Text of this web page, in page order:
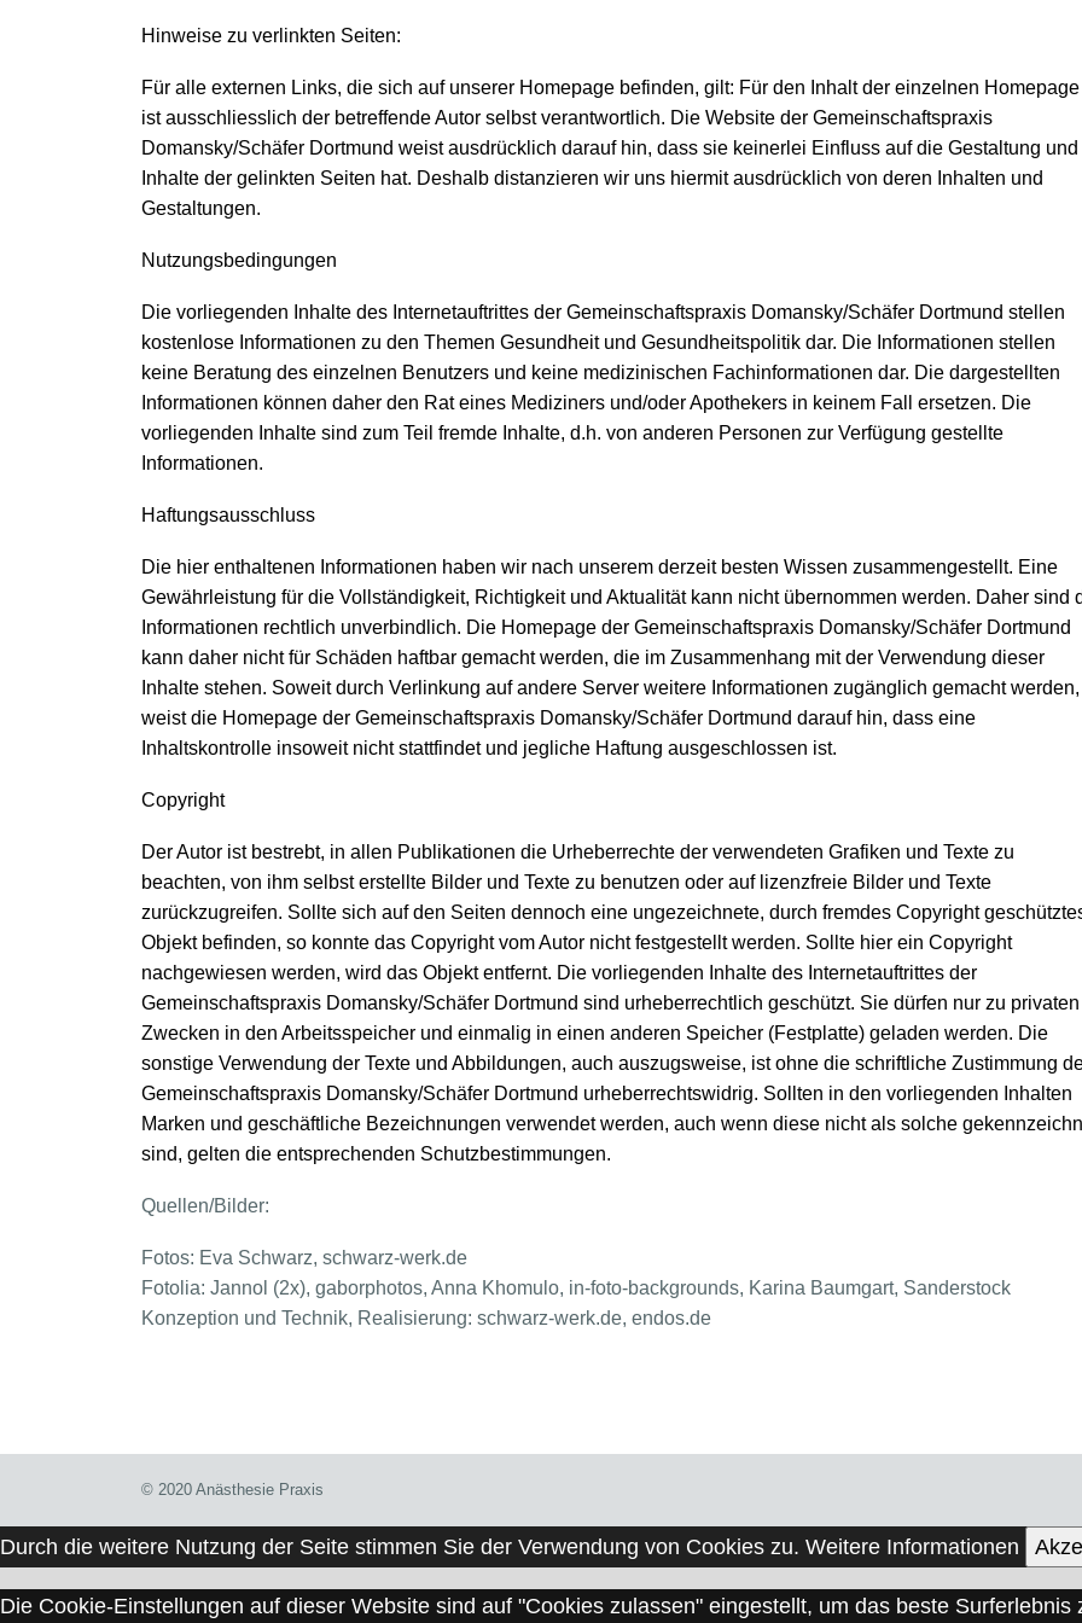
Hinweise zu verlinkten Seiten:
Für alle externen Links, die sich auf unserer Homepage befinden, gilt: Für den Inhalt der einzelnen Homepage
ist ausschliesslich der betreffende Autor selbst verantwortlich. Die Website der Gemeinschaftspraxis
Domansky/Schäfer Dortmund weist ausdrücklich darauf hin, dass sie keinerlei Einfluss auf die Gestaltung und
Inhalte der gelinkten Seiten hat. Deshalb distanzieren wir uns hiermit ausdrücklich von deren Inhalten und
Gestaltungen.
Nutzungsbedingungen
Die vorliegenden Inhalte des Internetauftrittes der Gemeinschaftspraxis Domansky/Schäfer Dortmund stellen
kostenlose Informationen zu den Themen Gesundheit und Gesundheitspolitik dar. Die Informationen stellen
keine Beratung des einzelnen Benutzers und keine medizinischen Fachinformationen dar. Die dargestellten
Informationen können daher den Rat eines Mediziners und/oder Apothekers in keinem Fall ersetzen. Die
vorliegenden Inhalte sind zum Teil fremde Inhalte, d.h. von anderen Personen zur Verfügung gestellte
Informationen.
Haftungsausschluss
Die hier enthaltenen Informationen haben wir nach unserem derzeit besten Wissen zusammengestellt. Eine
Gewährleistung für die Vollständigkeit, Richtigkeit und Aktualität kann nicht übernommen werden. Daher sind
Informationen rechtlich unverbindlich. Die Homepage der Gemeinschaftspraxis Domansky/Schäfer Dortmund
kann daher nicht für Schäden haftbar gemacht werden, die im Zusammenhang mit der Verwendung dieser
Inhalte stehen. Soweit durch Verlinkung auf andere Server weitere Informationen zugänglich gemacht werden,
weist die Homepage der Gemeinschaftspraxis Domansky/Schäfer Dortmund darauf hin, dass eine
Inhaltskontrolle insoweit nicht stattfindet und jegliche Haftung ausgeschlossen ist.
Copyright
Der Autor ist bestrebt, in allen Publikationen die Urheberrechte der verwendeten Grafiken und Texte zu
beachten, von ihm selbst erstellte Bilder und Texte zu benutzen oder auf lizenzfreie Bilder und Texte
zurückzugreifen. Sollte sich auf den Seiten dennoch eine ungezeichnete, durch fremdes Copyright
Objekt befinden, so konnte das Copyright vom Autor nicht festgestellt werden. Sollte hier ein Copyright
nachgewiesen werden, wird das Objekt entfernt. Die vorliegenden Inhalte des Internetauftrittes der
Gemeinschaftspraxis Domansky/Schäfer Dortmund sind urheberrechtlich geschützt. Sie dürfen nur zu privaten
Zwecken in den Arbeitsspeicher und einmalig in einen anderen Speicher (Festplatte) geladen werden. Die
sonstige Verwendung der Texte und Abbildungen, auch auszugsweise, ist ohne die schriftliche Zustimmung
Gemeinschaftspraxis Domansky/Schäfer Dortmund urheberrechtswidrig. Sollten in den vorliegenden Inhalten
Marken und geschäftliche Bezeichnungen verwendet werden, auch wenn diese nicht als solche
sind, gelten die entsprechenden Schutzbestimmungen.
Quellen/Bilder:
Fotos: Eva Schwarz, schwarz-werk.de
Fotolia: Jannol (2x), gaborphotos, Anna Khomulo, in-foto-backgrounds, Karina Baumgart, Sanderstock
Konzeption und Technik, Realisierung: schwarz-werk.de, endos.de
© 2020 Anästhesie Praxis
Durch die weitere Nutzung der Seite stimmen Sie der Verwendung von Cookies zu. Weitere Informationen
Die Cookie-Einstellungen auf dieser Website sind auf "Cookies zulassen" eingestellt, um das beste